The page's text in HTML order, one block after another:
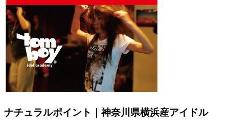
ナチュラルポイント｜神奈川県横浜産アイドル